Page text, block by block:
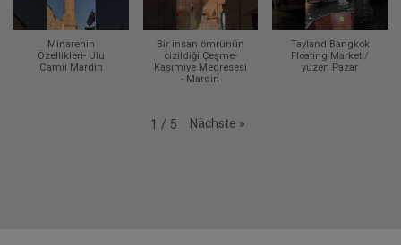
Minarenin
Özellikleri- Ulu
Camii Mardin
Bir insan ömrünün
cizildiği Çeşme-
Kasımıye Medresesi
- Mardin
Tayland Bangkok
Floating Market /
yüzen Pazar
1 / 5 Nächste »